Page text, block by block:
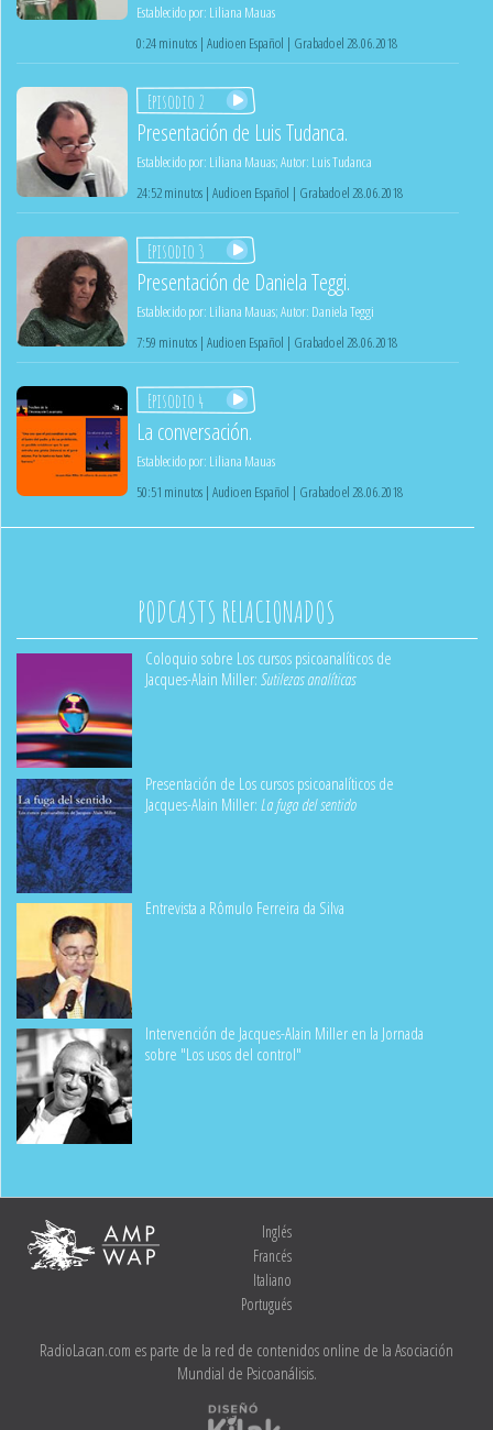
Establecido por: Liliana Mauas
0:24 minutos | Audio en Español | Grabado el 28.06.2018
Episodio 2
Presentación de Luis Tudanca.
Establecido por: Liliana Mauas;Autor: Luis Tudanca
24:52 minutos | Audio en Español | Grabado el 28.06.2018
Episodio 3
Presentación de Daniela Teggi.
Establecido por: Liliana Mauas;Autor: Daniela Teggi
7:59 minutos | Audio en Español | Grabado el 28.06.2018
Episodio 4
La conversación.
Establecido por: Liliana Mauas
50:51 minutos | Audio en Español | Grabado el 28.06.2018
PODCASTS RELACIONADOS
Coloquio sobre Los cursos psicoanalíticos de
Jacques-Alain Miller: Sutilezas analíticas
Presentación de Los cursos psicoanalíticos de
Jacques-Alain Miller:La fuga del sentido
Entrevista a Rômulo Ferreira da Silva
Intervención de Jacques-Alain Miller en la Jornada
sobre "Los usos del control"
Inglés
Francés
Italiano
Portugués
RadioLacan.com es parte de la red de contenidos online de la Asociación
Mundial de Psicoanálisis.